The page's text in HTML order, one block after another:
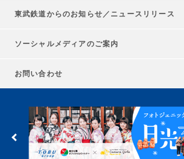
東武鉄道からのお知らせ／ ニュースリリース
ソーシャルメディアのご案内
お問い合わせ